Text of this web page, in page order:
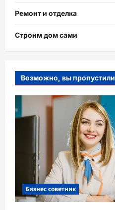
Ремонт и отделка
Строим дом сами
Возможно, вы пропустили
Бизнес советник